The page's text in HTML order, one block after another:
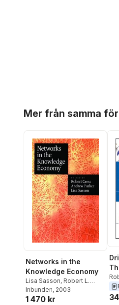
Mer från samma
Networks in the
Knowledge Economy
Lisa Sasson, Robert L.
Cross,Rob Cross
Parker, Lisa Sasson
Inbunden, 2003
1 470 kr
L.